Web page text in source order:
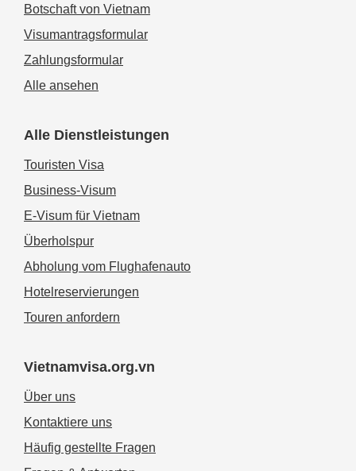
Botschaft von Vietnam
Visumantragsformular
Zahlungsformular
Alle ansehen
Alle Dienstleistungen
Touristen Visa
Business-Visum
E-Visum für Vietnam
Überholspur
Abholung vom Flughafenauto
Hotelreservierungen
Touren anfordern
Vietnamvisa.org.vn
Über uns
Kontaktiere uns
Häufig gestellte Fragen